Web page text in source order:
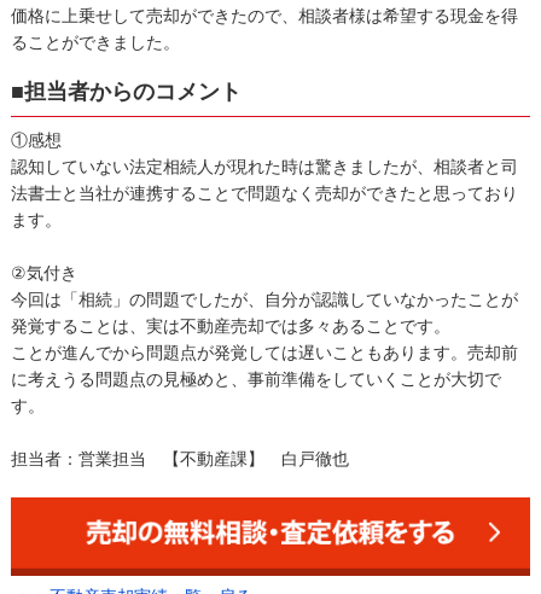
価格に上乗せして売却ができたので、相談者様は希望する現金を得
ることができました。
■担当者からのコメント
①感想
認知していない法定相続人が現れた時は驚きましたが、相談者と司
法書士と当社が連携することで問題なく売却ができたと思っており
ます。
②気付き
今回は「相続」の問題でしたが、自分が認識していなかったことが
発覚することは、実は不動産売却では多々あることです。
ことが進んでから問題点が発覚しては遅いこともあります。売却前
に考えうる問題点の見極めと、事前準備をしていくことが大切で
す。
担当者：営業担当 【不動産課】 白戸徹也